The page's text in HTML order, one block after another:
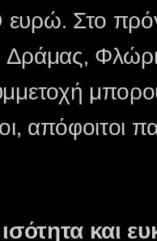
Στο
Δράμας,
απόφοιτοι
και